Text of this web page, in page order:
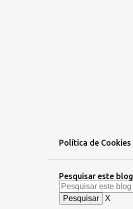
Política de Cookies
Pesquisar este blog
X